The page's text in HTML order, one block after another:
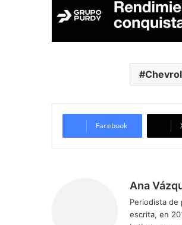
Facebook
Ana
Periodista
escrita, en